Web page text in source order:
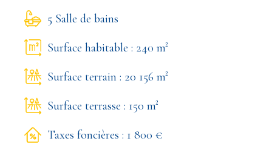
5 Salle de bains
Surface habitable : 240 m²
Surface terrain : 20 156 m²
Surface terrasse : 150 m²
Taxes foncières : 1 800 €